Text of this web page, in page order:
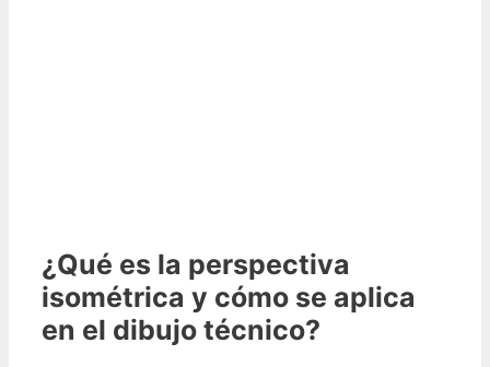
¿Qué es la perspectiva
isométrica y cómo se aplica
en el dibujo técnico?